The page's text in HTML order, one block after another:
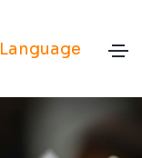
Language